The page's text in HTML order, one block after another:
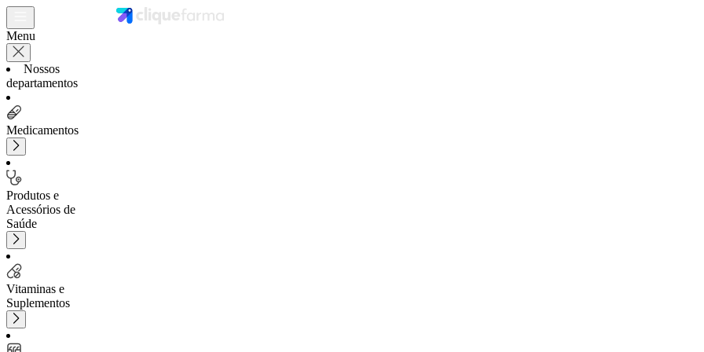
Menu
Nossos
departamentos
Medicamentos
Produtos e
Acessórios de
Saúde
Vitaminas e
Suplementos